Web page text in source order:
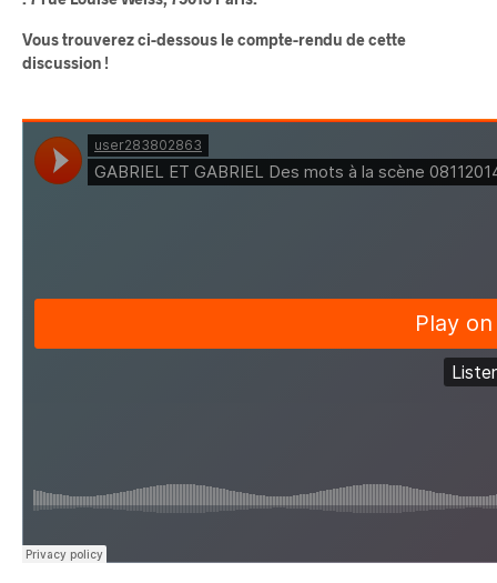
Vous trouverez ci-dessous le compte-rendu de cette
discussion !